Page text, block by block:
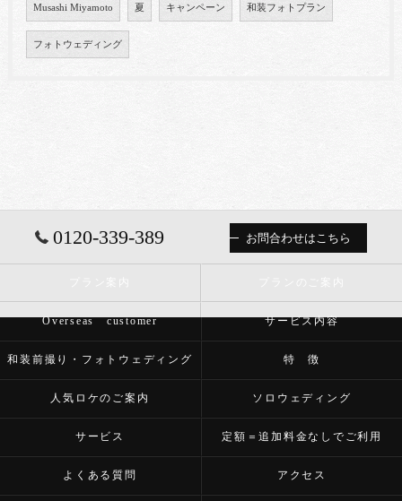
Musashi Miyamoto 夏 キャンペーン 和装フォトプラン
フォトウェディング
0120-339-389 お問合わせはこちら
Overseas customer サービス内容
和装前撮り・フォトウェディング 特 徴
人気ロケのご案内 ソロウェディング
サービス 定額＝追加料金なしでご利用
よくある質問 アクセス